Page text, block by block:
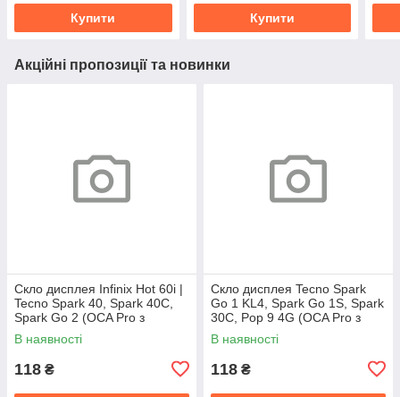
Купити Купити
Акційні пропозиції та новинки
Скло дисплея Infinix Hot 60i |
Tecno Spark 40, Spark 40C,
Spark Go 2 (OCA Pro з
плівкою)
В наявності
118 ₴
Скло дисплея Tecno Spark
Go 1 KL4, Spark Go 1S, Spark
30C, Pop 9 4G (OCA Pro з
плівкою)
В наявності
118 ₴